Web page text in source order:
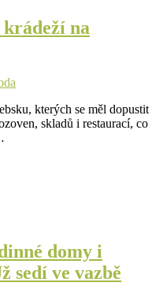
na
kterých se měl dopustit
skladů i restaurací, co
domy i
sedí ve vazbě